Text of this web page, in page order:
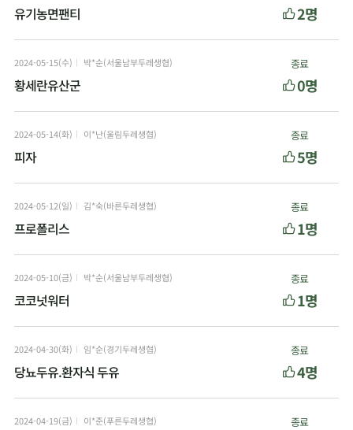
유기농면팬티 2명
2024-05-15(수) 박*순(서울남부두레생협)
황세란유산군
종료
0명
2024-05-14(화) 이*난(울림두레생협)
피자
종료
5명
2024-05-12(일) 김*숙(바른두레생협)
프로폴리스
종료
1명
2024-05-10(금) 박*순(서울남부두레생협)
코코넛워터
종료
1명
2024-04-30(화) 임*순(경기두레생협)
당뇨두유.환자식 두유
종료
4명
2024-04-19(금) 이*준(푸른두레생협) 종료